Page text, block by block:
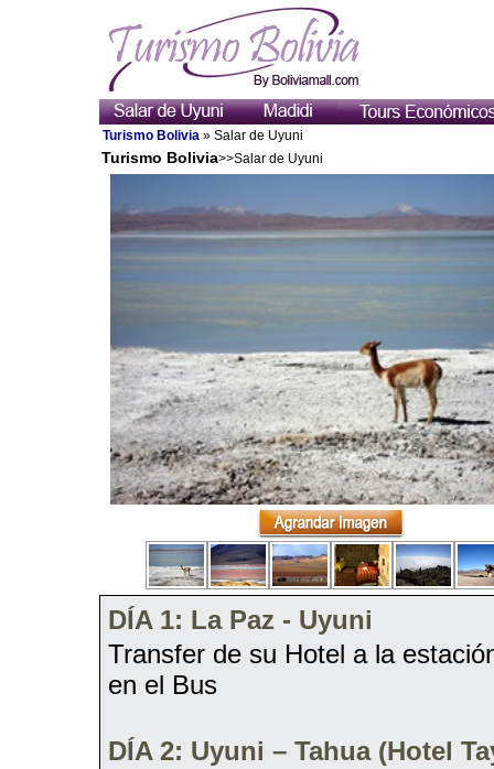
Turismo Bolivia » Salar de Uyuni
Turismo Bolivia>>Salar de Uyuni
DÍA 1: La Paz - Uyuni
Transfer de su Hotel a la
en el Bus
DÍA 2: Uyuni – Tahua (Hotel